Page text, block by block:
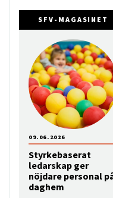
SFV-MAGASINET
Styrkebaserat
ledarskap ger
nöjdare personal
daghem
09.06.2026